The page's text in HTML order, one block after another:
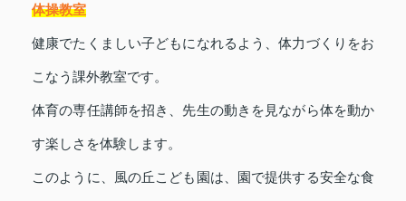
体操教室
健康でたくましい子どもになれるよう、体力づくりをお
こなう課外教室です。
体育の専任講師を招き、先生の動きを見ながら体を動か
す楽しさを体験します。
このように、風の丘こども園は、園で提供する安全な食